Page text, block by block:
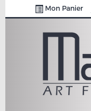
Mon Panier